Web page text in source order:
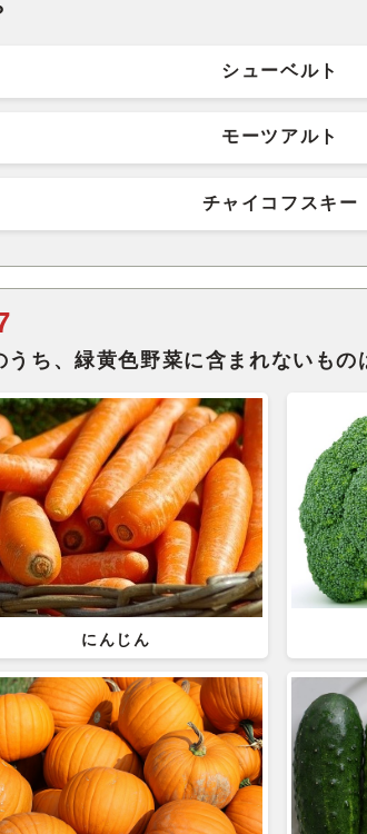
シューベルト
モーツアルト
チャイコフスキー
うち、緑黄色野菜に含まれないもの
にんじん